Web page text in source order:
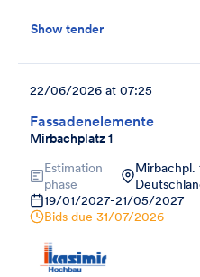
Show tender
Fassadenelemente
Mirbachplatz 1
22/06/2026 at 07:25
Estimation
phase
Mirbachpl.
19/01/2027-21/05/2027
Bids due 31/07/2026